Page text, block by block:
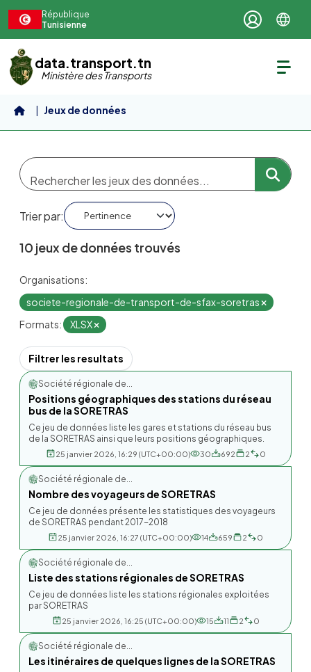
République
Tunisienne
data.transport.tn
Ministère des Transports
Jeux de données
Trier par
10 jeux de données trouvés
Organisations:
societe-regionale-de-transport-de-sfax-soretras
Formats:
XLSX
Filtrer les resultats
Société régionale de...
Positions géographiques des stations du réseau
bus de la SORETRAS
Ce jeu de données liste les gares et stations du réseau bus
de la SORETRAS ainsi que leurs positions géographiques.
25 janvier 2026, 16:29 (UTC+00:00) 30 692 2 0
Société régionale de...
Nombre des voyageurs de SORETRAS
Ce jeu de données présente les statistiques des voyageurs
de SORETRAS pendant 2017-2018
25 janvier 2026, 16:27 (UTC+00:00) 14 659 2 0
Société régionale de...
Liste des stations régionales de SORETRAS
Ce jeu de données liste les stations régionales exploitées
par SORETRAS
25 janvier 2026, 16:25 (UTC+00:00) 15 11 2 0
Société régionale de...
Les itinéraires de quelques lignes de la SORETRAS